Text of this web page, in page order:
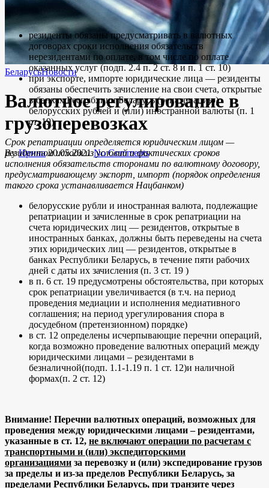
БеларусьНовости
Валютное регулирование в
грузоперевозках
ByИрина 20.05.2021 No Comments
резиденты обязаны предусматривать в валютных
договорах сроки исполнения обязательств
нерезидентами по оплате, в том числе по оплате
оказанных услуг (подп. 2.4 п. 2 ст. 8 и п. 1 ст. 10)
при экспорте, импорте юридические лица — резиденты
обязаны обеспечить зачисление на свои счета, открытые
в банках Республики Беларусь (репатриацию)
белорусских рублей и (или) иностранной валюты (п. 1
ст. 19)
Срок репатриации определяется юридическим лицом —
резидентом исходя из условий и фактических сроков
исполнения обязательств сторонами по валютному договору,
предусматривающему экспорт, импорт (порядок определения
такого срока устанавливается Нацбанком)
белорусские рубли и иностранная валюта, подлежащие
репатриации и зачисленные в срок репатриации на
счета юридических лиц — резидентов, открытые в
иностранных банках, должны быть переведены на счета
этих юридических лиц — резидентов, открытые в
банках Республики Беларусь, в течение пяти рабочих
дней с даты их зачисления (п. 3 ст. 19 )
в п. 6 ст. 19 предусмотрены обстоятельства, при которых
срок репатриации увеличивается (в т.ч. на период
проведения медиации и исполнения медиативного
соглашения; на период урегулирования спора в
досудебном (претензионном) порядке)
в ст. 12 определены исчерпывающие перечни операций,
когда возможно проведение валютных операций между
юридическими лицами – резидентами в
безналичной(подп. 1.1-1.19 п. 1 ст. 12)и наличной
формах(п. 2 ст. 12)
Внимание! Перечни валютных операций, возможных для
проведения между юридическими лицами – резидентами,
указанные в ст. 12, не включают операции по расчетам с
транспортными и (или) экспедиторскими
организациями за перевозку и (или) экспедирование грузов
за пределы и из-за пределов Республики Беларусь, за
пределами Республики Беларусь, при транзите через